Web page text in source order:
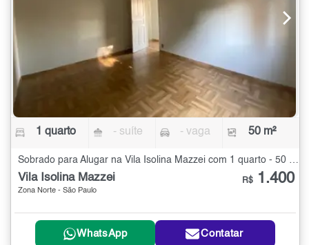
1 quarto - suíte - vaga 50 m²
Sobrado para Alugar na Vila Isolina Mazzei com 1 quarto - 50 m²
Vila Isolina Mazzei
Zona Norte - São Paulo
R$ 1.400
WhatsApp Contatar